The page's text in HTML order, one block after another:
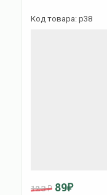
Код товара: p38
123 ₽ 89₽